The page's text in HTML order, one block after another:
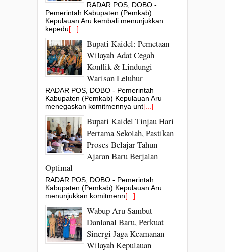
RADAR POS, DOBO -
Pemerintah Kabupaten (Pemkab)
Kepulauan Aru kembali menunjukkan
kepedu[...]
Bupati Kaidel: Pemetaan
Wilayah Adat Cegah
Konflik & Lindungi
Warisan Leluhur
RADAR POS, DOBO - Pemerintah
Kabupaten (Pemkab) Kepulauan Aru
menegaskan komitmennya unt[...]
Bupati Kaidel Tinjau Hari
Pertama Sekolah, Pastikan
Proses Belajar Tahun
Ajaran Baru Berjalan
Optimal
RADAR POS, DOBO - Pemerintah
Kabupaten (Pemkab) Kepulauan Aru
menunjukkan komitmenn[...]
Wabup Aru Sambut
Danlanal Baru, Perkuat
Sinergi Jaga Keamanan
Wilayah Kepulauan